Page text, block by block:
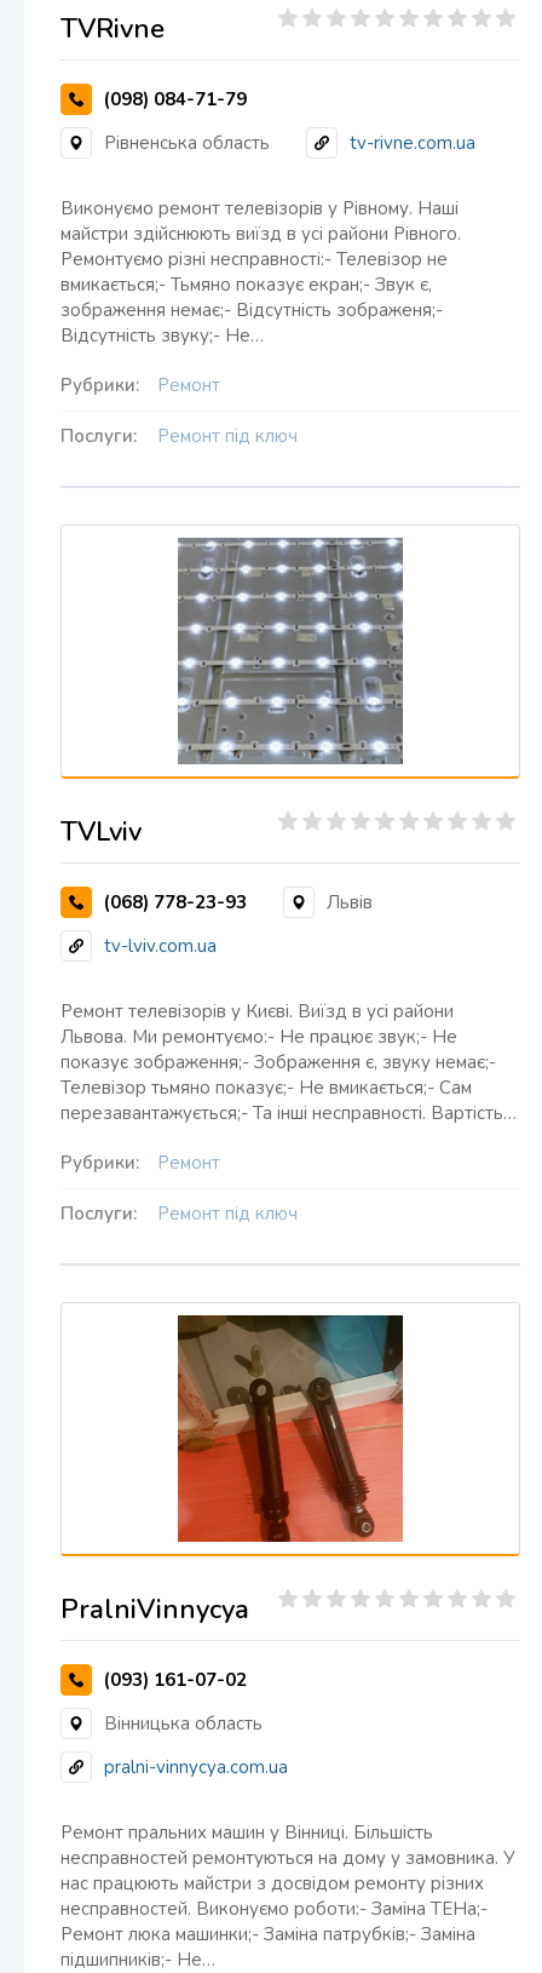
TVRivne
(098) 084-71-79
Рівненська область
tv-rivne.com.ua
Виконуємо ремонт телевізорів у Рівному. Наші
майстри здійснюють виїзд в усі райони Рівного.
Ремонтуємо різні несправності:- Телевізор не
вмикається;- Тьмяно показує екран;- Звук є,
зображення немає;- Відсутність зображеня;-
Відсутність звуку;- Не…
Рубрики: Ремонт
Послуги: Ремонт під ключ
TVLviv
(068) 778-23-93
Львів
tv-lviv.com.ua
Ремонт телевізорів у Києві. Виїзд в усі райони
Львова. Ми ремонтуємо:- Не працює звук;- Не
показує зображення;- Зображення є, звуку немає;-
Телевізор тьмяно показує;- Не вмикається;- Сам
перезавантажується;- Та інші несправності. Вартість…
Рубрики: Ремонт
Послуги: Ремонт під ключ
PralniVinnycya
(093) 161-07-02
Вінницька область
pralni-vinnycya.com.ua
Ремонт пральних машин у Вінниці. Більшість
несправностей ремонтуються на дому у замовника. У
нас працюють майстри з досвідом ремонту різних
несправностей. Виконуємо роботи:- Заміна ТЕНа;-
Ремонт люка машинки;- Заміна патрубків;- Заміна
підшипників;- Не…